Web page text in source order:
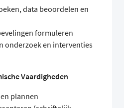
data beoordelen en
formuleren
onderzoek en interventies
Vaardigheden
plannen